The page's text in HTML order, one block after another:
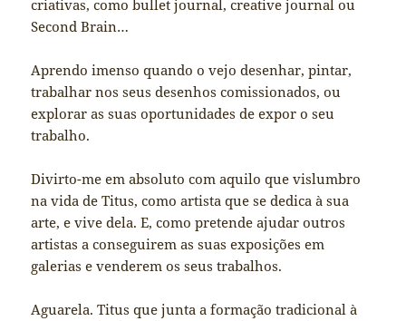
criativas, como bullet journal, creative journal ou
Second Brain…
Aprendo imenso quando o vejo desenhar, pintar,
trabalhar nos seus desenhos comissionados, ou
explorar as suas oportunidades de expor o seu
trabalho.
Divirto-me em absoluto com aquilo que vislumbro
na vida de Titus, como artista que se dedica à sua
arte, e vive dela. E, como pretende ajudar outros
artistas a conseguirem as suas exposições em
galerias e venderem os seus trabalhos.
Aguarela. Titus que junta a formação tradicional à